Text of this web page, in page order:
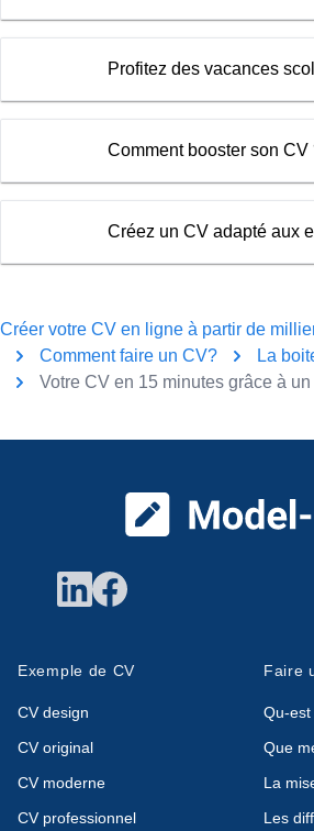
Profitez des vacances
Comment booster son CV
Créez un CV adapté aux
Créer votre CV en ligne à partir de
Comment faire un CV?
La
Votre CV en 15 minutes grâce à
Exemple de CV
CV design
CV original
CV moderne
CV professionnel
Faire
Qu-
Que
La
Les